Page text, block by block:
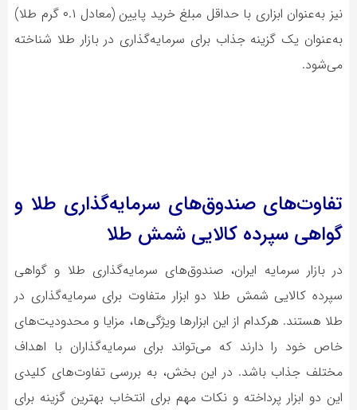
نیز به‌عنوان ابزاری با حداقل مبلغ خرید پایین (معادل ۰.۱ گرم طلا)
به‌عنوان یک گزینه جذاب برای سرمایه‌گذاری در بازار طلا شناخته
می‌شود.
تفاوت‌های صندوق‌های سرمایه‌گذاری طلا و
گواهی سپرده کالایی شمش طلا
در بازار سرمایه ایران، صندوق‌های سرمایه‌گذاری طلا و گواهی
سپرده کالایی شمش طلا دو ابزار متفاوت برای سرمایه‌گذاری در
طلا هستند. هرکدام از این ابزارها ویژگی‌ها، مزایا و محدودیت‌های
خاص خود را دارند که می‌تواند برای سرمایه‌گذاران با اهداف
مختلف جذاب باشد. در این بخش، به بررسی تفاوت‌های کلیدی
این دو ابزار پرداخته و نکات مهم برای انتخاب بهترین گزینه برای